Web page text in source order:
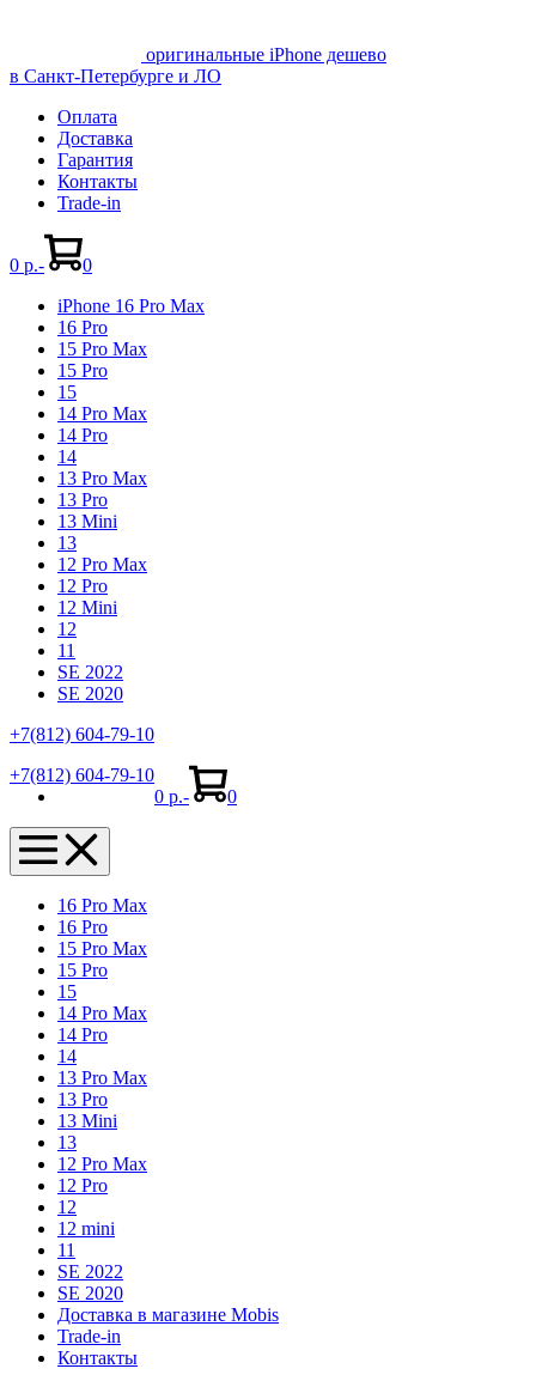
оригинальные iPhone дешево
в Санкт-Петербурге и ЛО
Оплата
Доставка
Гарантия
Контакты
Trade-in
Shopping
Cart
0 р.- 0in
iPhone 16 Pro Max
16 Pro
15 Pro Max
15 Pro
15
14 Pro Max
14 Pro
14
13 Pro Max
13 Pro
13 Mini
13
12 Pro Max
12 Pro
12 Mini
12
11
SE 2022
SE 2020
+7(812) 604-79-10
+7(812) 604-79-10Shopping
Cart
0 р.- 0in
Menu
Toggle
16 Pro Max
16 Pro
15 Pro Max
15 Pro
15
14 Pro Max
14 Pro
14
13 Pro Max
13 Pro
13 Mini
13
12 Pro Max
12 Pro
12
12 mini
11
SE 2022
SE 2020
Доставка в магазине Mobis
Trade-in
Контакты